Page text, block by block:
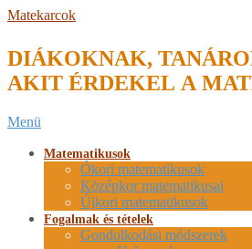
Skip
content
Matekarcok
DIÁKOKNAK,
AKIT ÉRDEKEL A
Secondary
Menu
Menü
Matematikusok
Ókori matematikusok
Középkor matematikusai
Újkori matematikusok
Fogalmak és tételek
Gondolkodási módszerek